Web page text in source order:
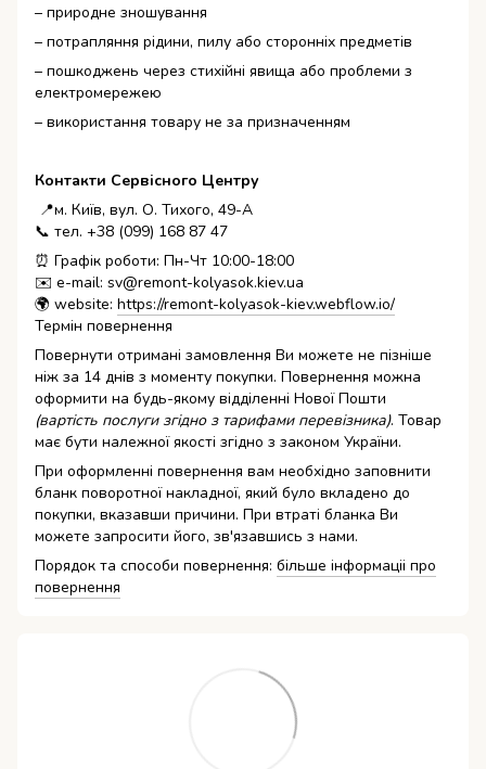
– природне зношування
– потрапляння рідини, пилу або сторонніх предметів
– пошкоджень через стихійні явища або проблеми з
електромережею
– використання товару не за призначенням
Контакти Сервісного Центру
📍м. Київ, вул. О. Тихого, 49-А
📞 тел. +38 (099) 168 87 47
⏰ Графік роботи: Пн-Чт 10:00-18:00
✉️ e-mail: sv@remont-kolyasok.kiev.ua
🌍 website: https://remont-kolyasok-kiev.webflow.io/
Термін повернення
Повернути отримані замовлення Ви можете не пізніше
ніж за 14 днів з моменту покупки. Повернення можна
оформити на будь-якому відділенні Нової Пошти
(вартість послуги згідно з тарифами перевізника). Товар
має бути належної якості згідно з законом України.
При оформленні повернення вам необхідно заповнити
бланк поворотної накладної, який було вкладено до
покупки, вказавши причини. При втраті бланка Ви
можете запросити його, зв'язавшись з нами.
Порядок та способи повернення: більше інформаціі про
повернення